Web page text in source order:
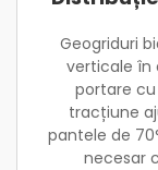
Geogriduri
verticale în
portare cu
tracțiune
pantele de
necesar